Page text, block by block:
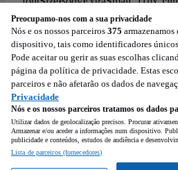
Ajuda Política de Cookies
Condições de Utilização
Política de
Preocupamo-nos com a sua privacidade
Nós e os nossos parceiros 375
dispositivo, tais como identificadores
Pode aceitar ou gerir as suas escolhas
página da política de privacidade. Estas
parceiros e não afetarão os dados de
Privacidade
Nós e os nossos parceiros tratamos os dados
Utilizar dados de geolocalização precisos. Procurar
Armazenar e/ou aceder a informações num dispositivo.
publicidade e conteúdos, estudos de audiência e
Lista de parceiros (fornecedores)